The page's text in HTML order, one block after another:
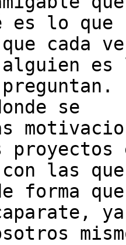
es lo que
que cada
es
se
proyectos
las que
forma que